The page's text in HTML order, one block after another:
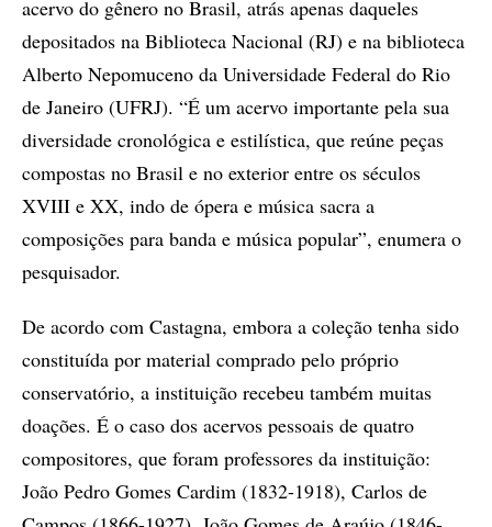
acervo do gênero no Brasil, atrás apenas daqueles
depositados na Biblioteca Nacional (RJ) e na biblioteca
Alberto Nepomuceno da Universidade Federal do Rio
de Janeiro (UFRJ). “É um acervo importante pela sua
diversidade cronológica e estilística, que reúne peças
compostas no Brasil e no exterior entre os séculos
XVIII e XX, indo de ópera e música sacra a
composições para banda e música popular”, enumera o
pesquisador.
De acordo com Castagna, embora a coleção tenha sido
constituída por material comprado pelo próprio
conservatório, a instituição recebeu também muitas
doações. É o caso dos acervos pessoais de quatro
compositores, que foram professores da instituição:
João Pedro Gomes Cardim (1832-1918), Carlos de